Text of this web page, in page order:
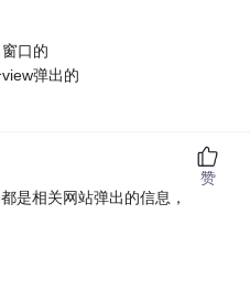
口的
弹出的
是相关网站弹出的信息，
赞